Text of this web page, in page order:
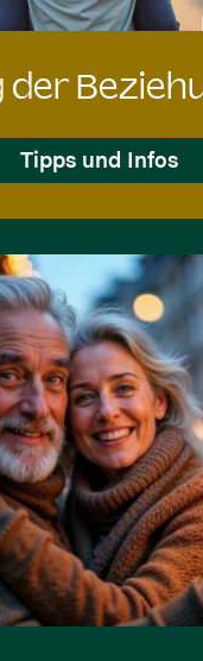
Tipps und Infos